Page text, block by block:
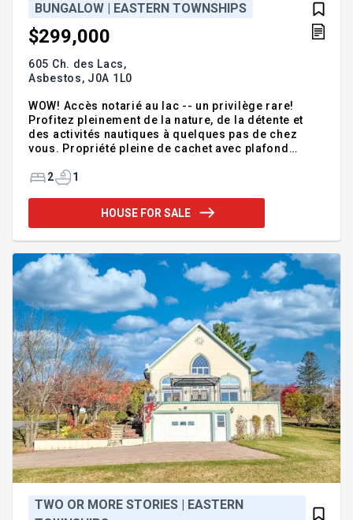
BUNGALOW | EASTERN TOWNSHIPS
$299,000
605 Ch. des Lacs,
Asbestos, J0A 1L0
WOW! Accès notarié au lac -- un privilège rare!
Profitez pleinement de la nature, de la détente et
des activités nautiques à quelques pas de chez
vous. Propriété pleine de cachet avec plafond
exceptionnelle, avec plafonds de 8 pieds dans les
offrant 2 chambres + atelier et garage. Grand
terrain boisé, paisible et aménagé. Thermopompe
- faites vite! Addendum:Propriété unique offrant
beaucoup de
2 1
HOUSE FOR SALE
TWO OR MORE STORIES | EASTERN